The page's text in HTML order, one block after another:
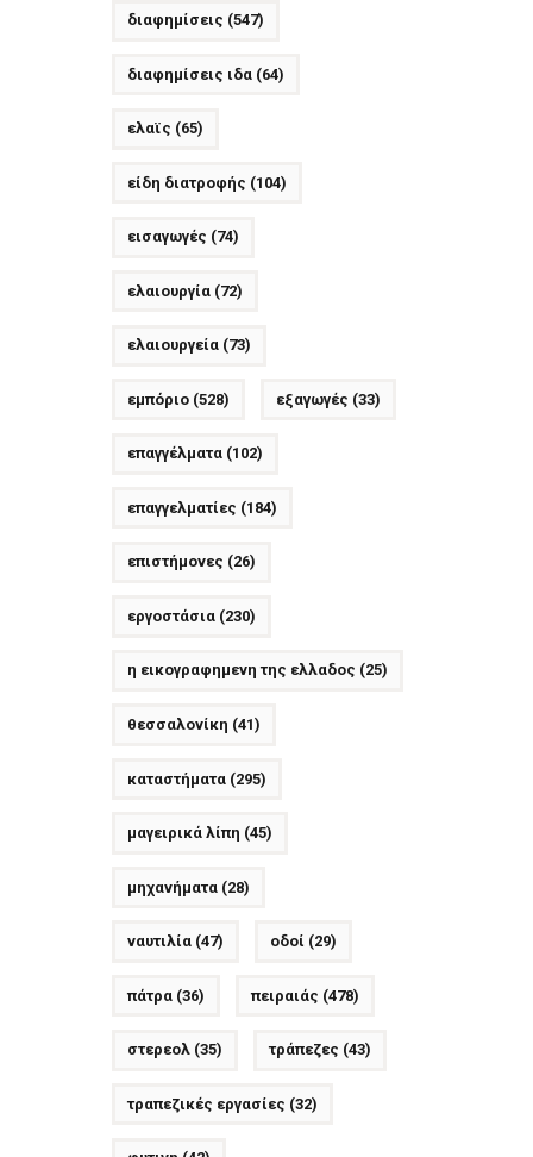
διαφημίσεις (547)
διαφημίσεις ιδα(64)
ελαϊς (65)
είδη διατροφής (104)
εισαγωγές (74)
ελαιουργία(72)
ελαιουργεία(73)
εμπόριο(528) εξαγωγές (33)
επαγγέλματα(102)
επαγγελματίες (184)
επιστήμονες (26)
εργοστάσια(230)
η εικογραφημενη της ελλαδος (25)
θεσσαλονίκη (41)
καταστήματα(295)
μαγειρικά λίπη (45)
μηχανήματα(28)
ναυτιλία(47) οδοί (29)
πάτρα(36) πειραιάς (478)
στερεολ(35) τράπεζες (43)
τραπεζικές εργασίες (32)